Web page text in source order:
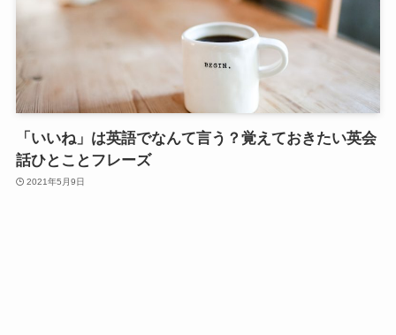
「いいね」は英語でなんて言う？覚えておきたい英会
話ひとことフレーズ
2021年5月9日